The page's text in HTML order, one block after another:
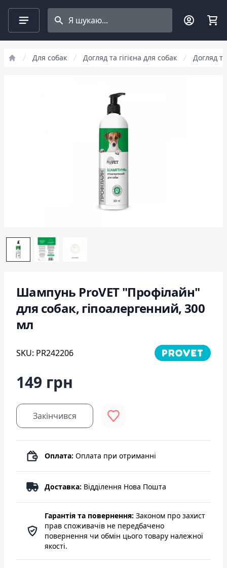
Search projects
Для собак Догляд та гігієна для собак Догляд та
Шампунь ProVET "Профілайн"
для собак, гіпоалергенний, 300
мл
SKU: PR242206
149 грн
Закінчився
Оплата: Оплата при отриманні
Доставка: Відділення Нова Пошта
Гарантія та повернення: Законом про захист
прав споживачів не передбачено
повернення чи обмін цього товару належної
якості.